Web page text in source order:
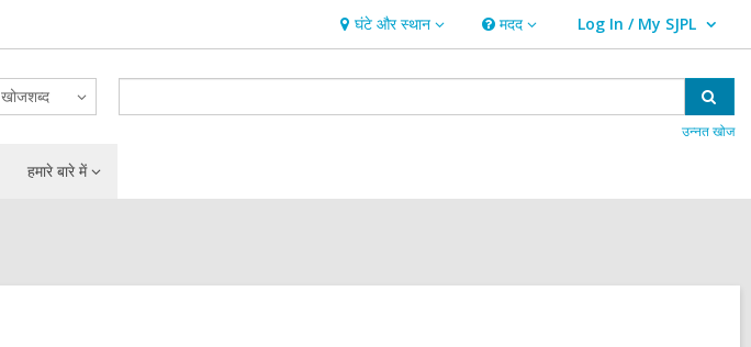
घंटे और स्थान
घंटे
और
स्थान
मदद
मदद Log In / My SJPL
User Log In / My SJPL.
खोजशब्द
उन्नत खोज
हमारे बारे में